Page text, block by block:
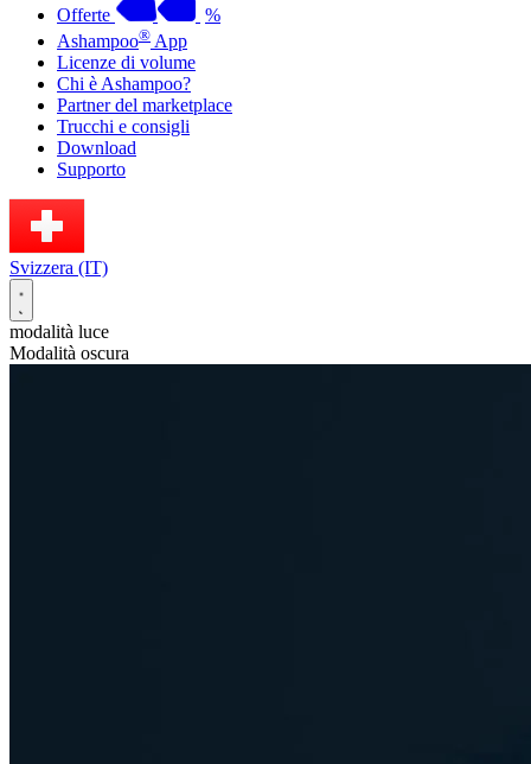
Offerte
%
Ashampoo® App
Licenze di volume
Chi è Ashampoo?
Partner del marketplace
Trucchi e consigli
Download
Supporto
Svizzera (IT)
modalità luce
Modalità oscura